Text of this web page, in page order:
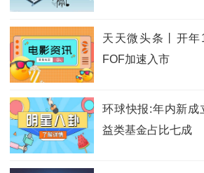
天天微头条丨开
FOF加速入市
环球快报:年内新成
益类基金占比七成